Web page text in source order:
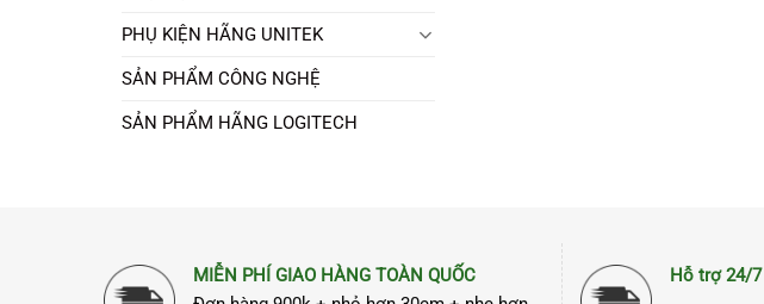
PHỤ KIỆN HÃNG UNITEK
SẢN PHẨM CÔNG NGHỆ
SẢN PHẨM HÃNG LOGITECH
MIỄN PHÍ GIAO HÀNG TOÀN QUỐC
Hỗ trợ 24/7